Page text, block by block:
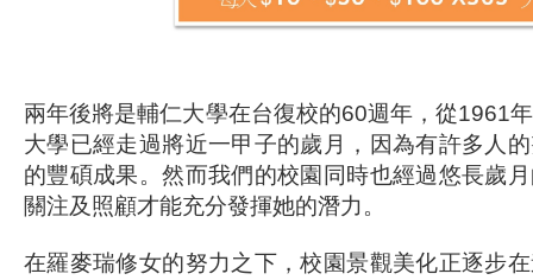
兩年後將是輔仁大學在台復校的60週年，從1961
大學已經走過將近一甲子的歲月，因為有許多人
的豐碩成果。然而我們的校園同時也經過悠長歲
關注及照顧才能充分發揮她的潛力。
在羅麥瑞修女的努力之下，校園景觀美化正逐步